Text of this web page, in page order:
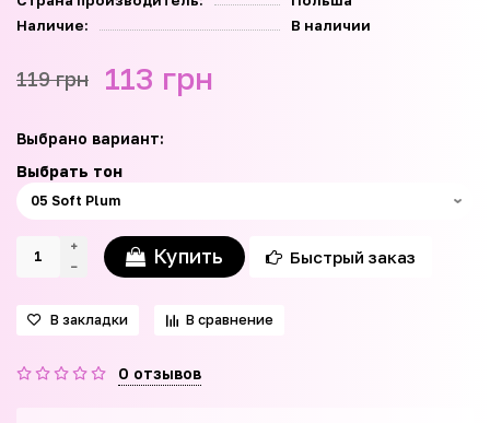
Наличие:
В наличии
119 грн 113 грн
Выбрано вариант:
Выбрать тон
Купить Быстрый заказ
В закладки В сравнение
0 отзывов